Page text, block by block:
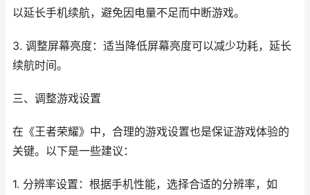
以延长手机续航，避免因电量不足而中断游戏。
3. 调整屏幕亮度：适当降低屏幕亮度可以减少功耗，延长
续航时间。
三、调整游戏设置
在《王者荣耀》中，合理的游戏设置也是保证游戏体验的
关键。以下是一些建议：
1. 分辨率设置：根据手机性能，选择合适的分辨率，如